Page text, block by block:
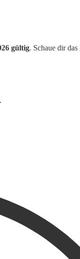
gültig. Schaue dir